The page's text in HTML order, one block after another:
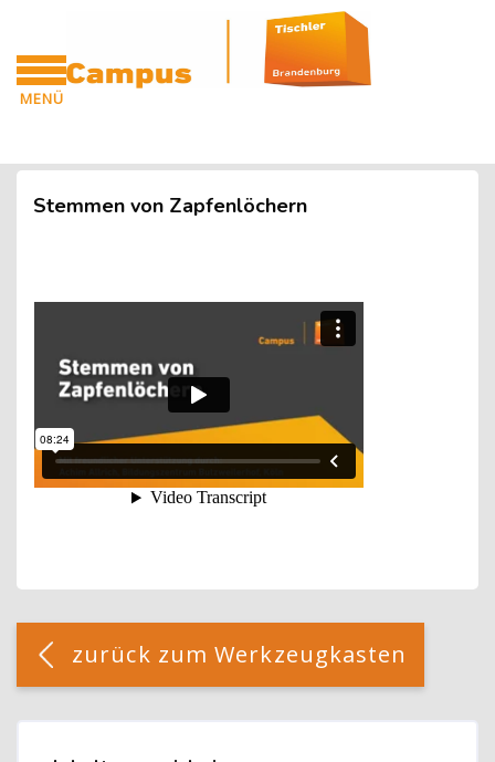
MENÜ
Zum Hauptinhalt
Blöcke
Blöcke
Stemmen von Zapfenlöchern
Blöcke
[Cocoon] Custom HTML überspringen
zurück zum Werkzeugkasten